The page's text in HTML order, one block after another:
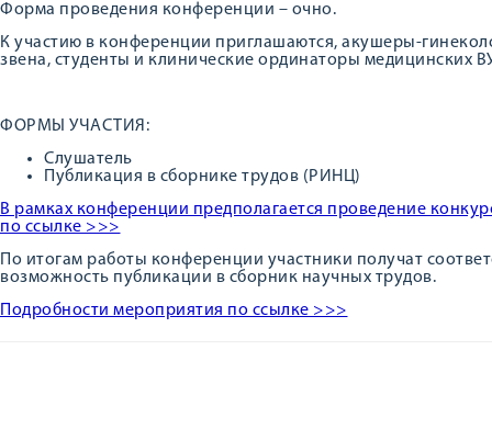
Форма проведения конференции – очно.
К участию в конференции приглашаются, акушеры-
звена, студенты и клинические ординаторы медицинских
ФОРМЫ УЧАСТИЯ:
Слушатель
Публикация в сборнике трудов (РИНЦ)
В рамках конференции предполагается проведение
по ссылке >>>
По итогам работы конференции участники получат
возможность публикации в сборник научных трудов.
Подробности мероприятия по ссылке >>>